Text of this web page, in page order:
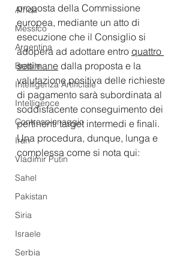
Africa
Messico
Argentina
Brasile
Intelligenza Artificiale
Intelligence
Controspionaggio
Iran
Vladimir Putin
Sahel
Pakistan
Siria
Israele
Serbia
proposta della Commissione
europea, mediante un atto di
esecuzione che il Consiglio si
adopera ad adottare entro quattro
settimane dalla proposta e la
valutazione positiva delle richieste
di pagamento sarà subordinata al
soddisfacente conseguimento dei
pertinenti target intermedi e finali.
Una procedura, dunque, lunga e
complessa come si nota qui: